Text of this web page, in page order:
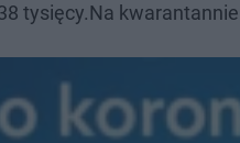
tysięcy.Na